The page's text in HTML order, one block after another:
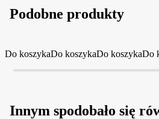
Podobne produkty
Do koszykaDo koszykaDo koszykaDo
Innym spodobało się